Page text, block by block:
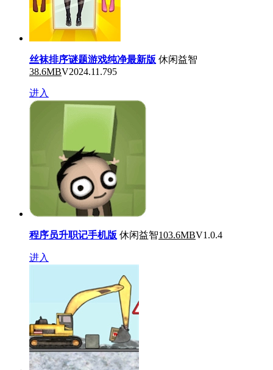
丝袜排序谜题游戏纯净最新版 休闲益智
38.6MBV2024.11.795
进入
程序员升职记手机版 休闲益智103.6MBV1.0.4
进入